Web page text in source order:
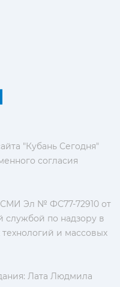
"Кубань Сегодня"
согласия
СМИ Эл № ФС77-72910 от
службой по надзору в
и массовых
Лата Людмила